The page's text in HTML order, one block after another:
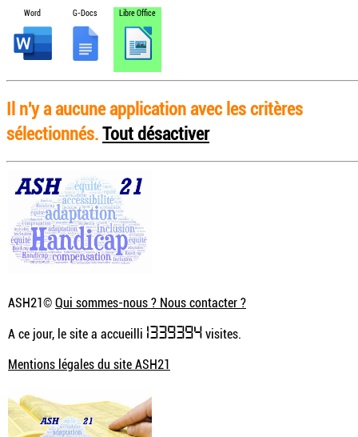
Word G-Docs Libre Office
Il n'y a aucune application avec les critères
sélectionnés.Tout désactiver
ASH21©Qui sommes-nous ? Nous contacter ?
A ce jour, le site a accueilli 1339394visites.
Mentions légales du site ASH21